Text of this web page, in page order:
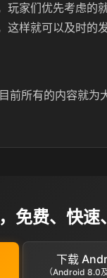
玩家们优先考虑的
样就可以及时的
所有的内容就为
免费、快速
下载
（Android 8.0